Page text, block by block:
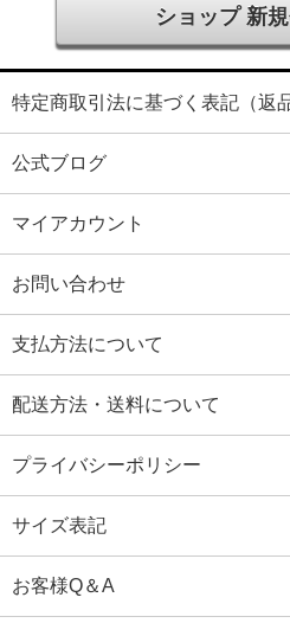
ショップ 新
特定商取引法に基づく表記（返
公式ブログ
マイアカウント
お問い合わせ
支払方法について
配送方法・送料について
プライバシーポリシー
サイズ表記
お客様Q＆A